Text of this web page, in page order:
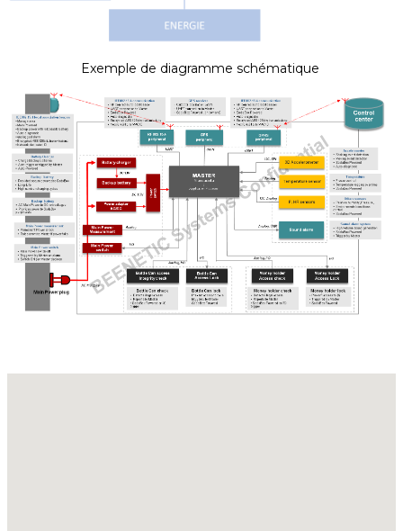
Exemple de diagramme schématique